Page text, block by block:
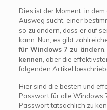
Dies ist der Moment, in
Ausweg sucht, einer
so zu ändern, dass er auf
kann. Nun, es gibt
für Windows 7 zu ändern
kennen , aber die
folgenden Artikel
Hier sind die besten und
Passwort für alle Windows
Passwort tatsächlich zu